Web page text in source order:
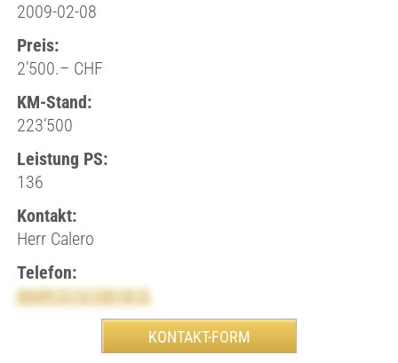
2009-02-08
Preis:
2’500.– CHF
KM-Stand:
223’500
Leistung PS:
136
Kontakt:
Herr Calero
Telefon:
004915151501815